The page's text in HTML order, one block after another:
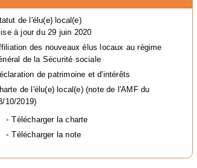
de l'élu(e) local(e)
à jour du 29 juin 2020
des nouveaux élus locaux au régime
de la Sécurité sociale
de patrimoine et d'intérêts
de l'élu(e) local(e) (note de l'AMF du
10/2019)
Télécharger la charte
Télécharger la note